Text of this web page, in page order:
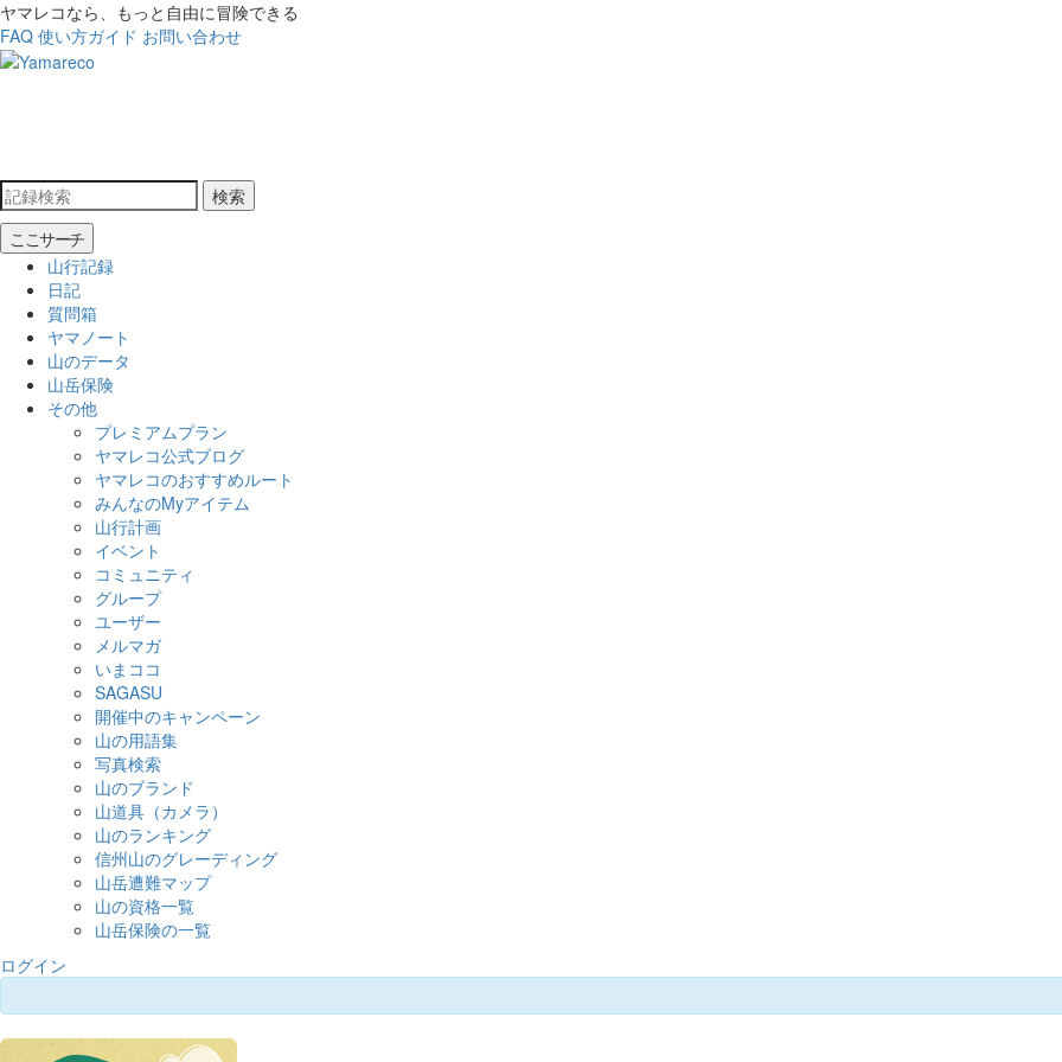
ヤマレコなら、もっと自由に冒険できる
FAQ 使い方ガイド お問い合わせ
検索
ここサーチ
山行記録
日記
質問箱
ヤマノート
山のデータ
山岳保険
その他
プレミアムプラン
ヤマレコ公式ブログ
ヤマレコのおすすめルート
みんなのMyアイテム
山行計画
イベント
コミュニティ
グループ
ユーザー
メルマガ
いまココ
SAGASU
開催中のキャンペーン
山の用語集
写真検索
山のブランド
山道具（カメラ）
山のランキング
信州山のグレーディング
山岳遭難マップ
山の資格一覧
山岳保険の一覧
ログイン